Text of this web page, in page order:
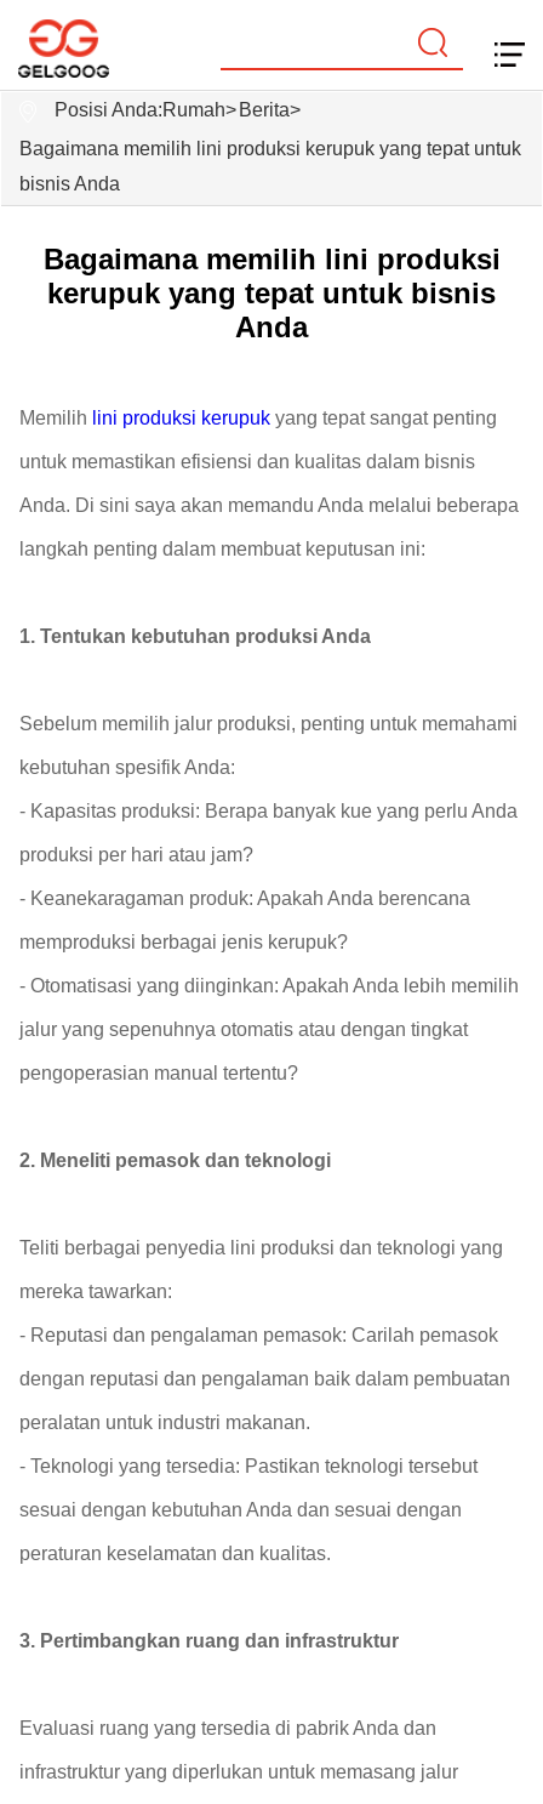
Posisi Anda:Rumah> Berita>
Bagaimana memilih lini produksi kerupuk yang tepat untuk
bisnis Anda
Bagaimana memilih lini produksi
kerupuk yang tepat untuk bisnis
Anda
Memilih lini produksi kerupuk yang tepat sangat penting
untuk memastikan efisiensi dan kualitas dalam bisnis
Anda. Di sini saya akan memandu Anda melalui beberapa
langkah penting dalam membuat keputusan ini:
1. Tentukan kebutuhan produksi Anda
Sebelum memilih jalur produksi, penting untuk memahami
kebutuhan spesifik Anda:
- Kapasitas produksi: Berapa banyak kue yang perlu Anda
produksi per hari atau jam?
- Keanekaragaman produk: Apakah Anda berencana
memproduksi berbagai jenis kerupuk?
- Otomatisasi yang diinginkan: Apakah Anda lebih memilih
jalur yang sepenuhnya otomatis atau dengan tingkat
pengoperasian manual tertentu?
2. Meneliti pemasok dan teknologi
Teliti berbagai penyedia lini produksi dan teknologi yang
mereka tawarkan:
- Reputasi dan pengalaman pemasok: Carilah pemasok
dengan reputasi dan pengalaman baik dalam pembuatan
peralatan untuk industri makanan.
- Teknologi yang tersedia: Pastikan teknologi tersebut
sesuai dengan kebutuhan Anda dan sesuai dengan
peraturan keselamatan dan kualitas.
3. Pertimbangkan ruang dan infrastruktur
Evaluasi ruang yang tersedia di pabrik Anda dan
infrastruktur yang diperlukan untuk memasang jalur